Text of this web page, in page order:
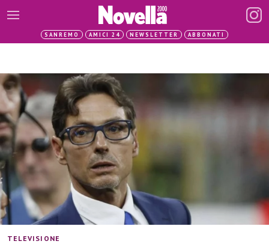
SANREMO AMICI 24 NEWSLETTER ABBONATI
TELEVISIONE